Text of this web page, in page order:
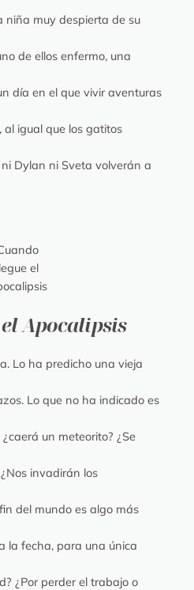
niña muy despierta de su
de ellos enfermo, una
día en el que vivir aventuras
al igual que los gatitos
Dylan ni Sveta volverán a
el
Apocalipsis
Lo ha predicho una vieja
Lo que no ha indicado es
un meteorito? ¿Se
invadirán los
del mundo es algo más
la fecha, para una única
¿Por perder el trabajo o